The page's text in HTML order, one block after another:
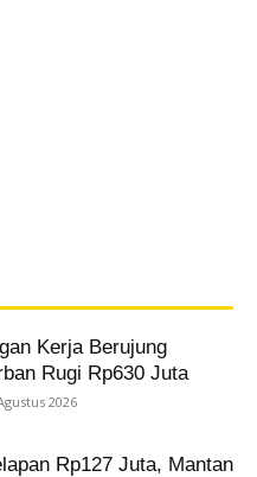
Kerja Berujung
Rugi Rp630 Juta
2026
Rp127 Juta, Mantan